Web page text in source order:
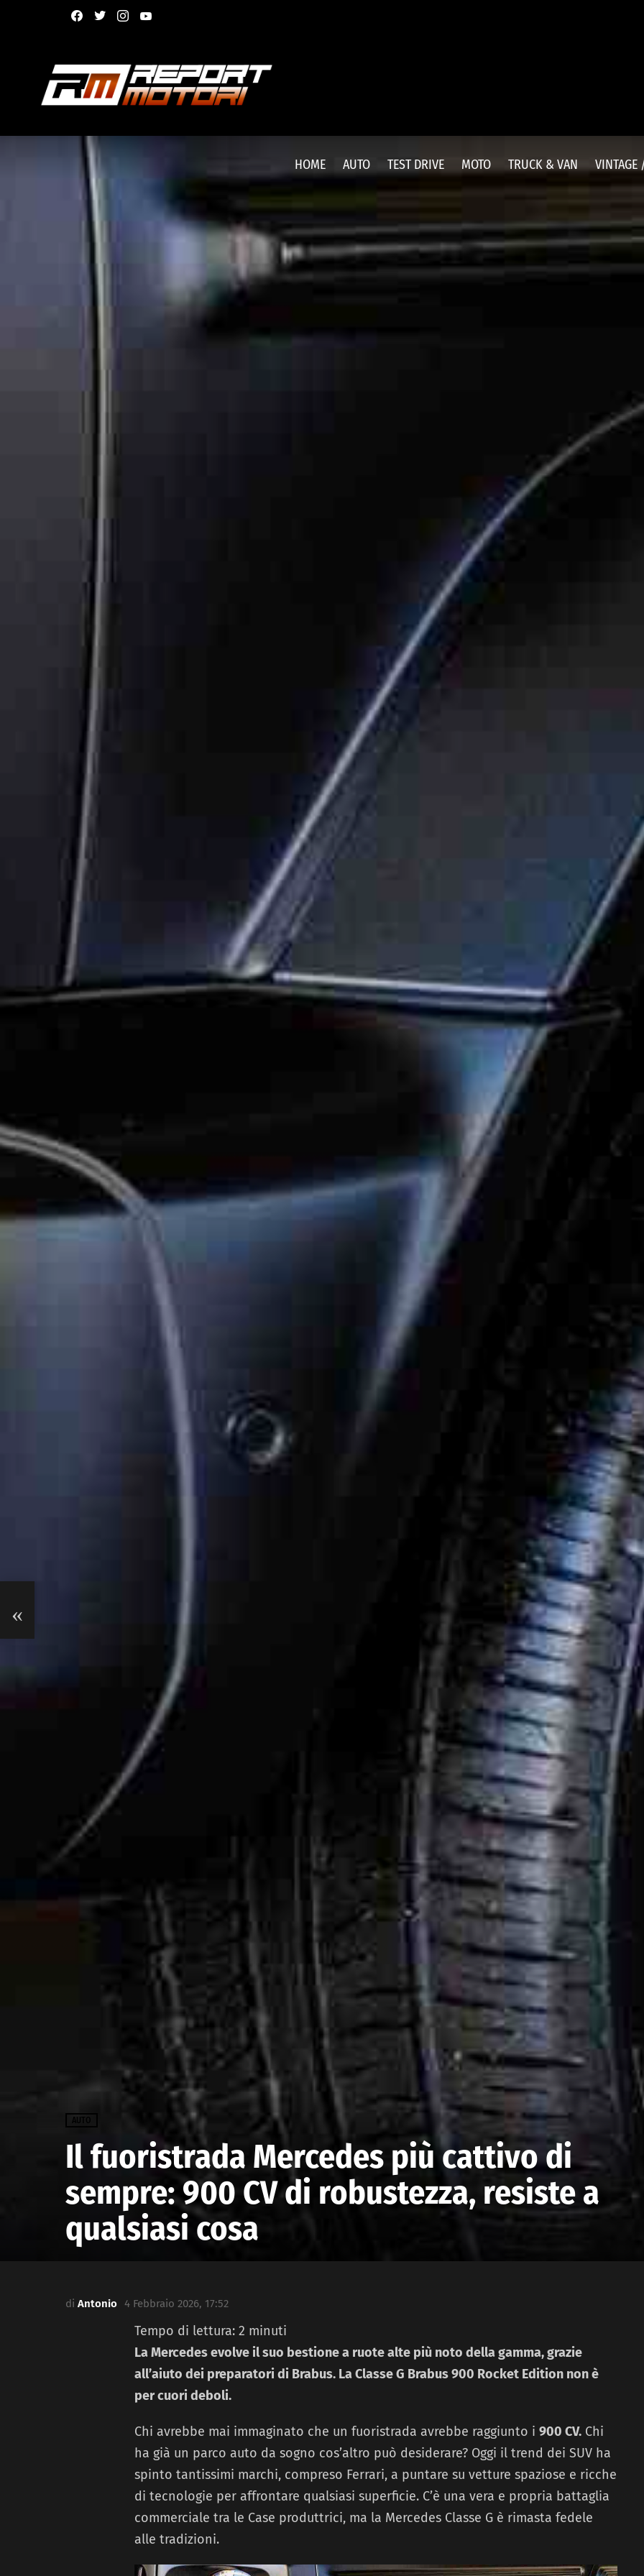
facebooktwitterinstagram
HOME AUTO TEST DRIVE MOTO TRUCK & VAN VINTAGE
AUTO
Il fuoristrada Mercedes più cattivo di
sempre: 900 CV di robustezza, resiste a
qualsiasi cosa
di Antonio 4 Febbraio 2026, 17:52
Tempo di lettura: 2 minuti
La Mercedes evolve il suo bestione a ruote alte più noto della gamma, grazie
all’aiuto dei preparatori di Brabus. La Classe G Brabus 900 Rocket Edition non è
per cuori deboli.
Chi avrebbe mai immaginato che un fuoristrada avrebbe raggiunto i 900 CV. Chi
ha già un parco auto da sogno cos’altro può desiderare? Oggi il trend dei SUV ha
spinto tantissimi marchi, compreso Ferrari, a puntare su vetture spaziose e ricche
di tecnologie per affrontare qualsiasi superficie. C’è una vera e propria battaglia
commerciale tra le Case produttrici, ma la Mercedes Classe G è rimasta fedele
alle tradizioni.